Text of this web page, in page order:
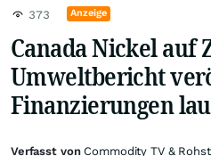
373 Anzeige
Canada Nickel auf
Umweltbericht
Finanzierungen
Verfasst von Commodity TV &